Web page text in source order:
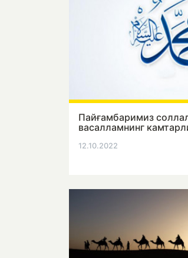
Пайғамбаримиз
васалламнинг
12.10.2022